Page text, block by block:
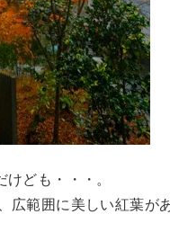
ども・・・。
広範囲に美しい紅葉が